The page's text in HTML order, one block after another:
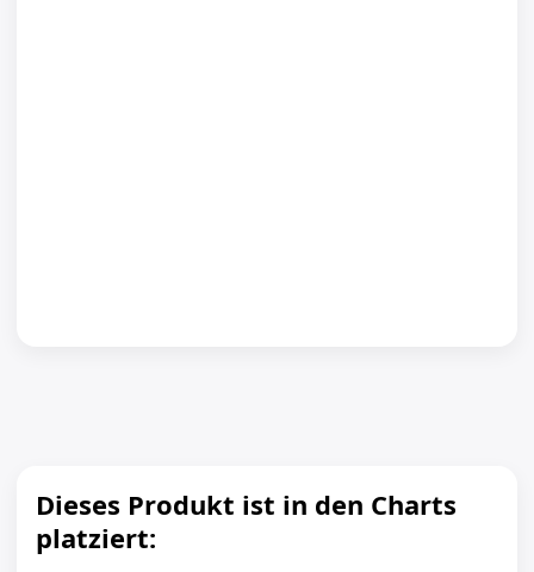
Dieses Produkt ist in den Charts
platziert: